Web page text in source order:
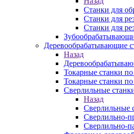
Станки для
Станки для
Станки для
Деревообрабатывающие
Назад
Токарные станки по
Токарные станки
Сверлильные
Назад
Сверлильные
Сверлильно-
Сверлильно-